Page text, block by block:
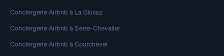
Conciergerie Airbnb à La Clusaz
Conciergerie Airbnb à Serre-Chevalier
Conciergerie Airbnb à Courchevel